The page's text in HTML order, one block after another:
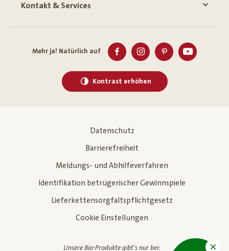
Kontakt & Services
Mehr ja! Natürlich auf
Kontrast erhöhen
Datenschutz
Barrierefreiheit
Meldungs- und Abhilfeverfahren
Identifikation betrügerischer Gewinnspiele
Lieferkettensorgfaltspflichtgesetz
Cookie Einstellungen
Unsere Bio-Produkte gibt's nur bei: